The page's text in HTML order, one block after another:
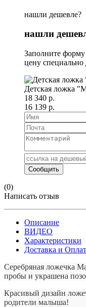
нашли дешевле?
нашли
Заполните
цену специально
Детская ложка
18 340 р.
16 139 р.
(0)
Написать отзыв
Описание
ВИДЕО
Характеристики
Доставка и
Серебряная ложечка
пробы и украшена
Красивый дизайн
родители малыша!